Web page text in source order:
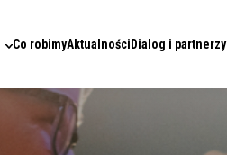
Co robimyAktualnościDialog i partnerzy